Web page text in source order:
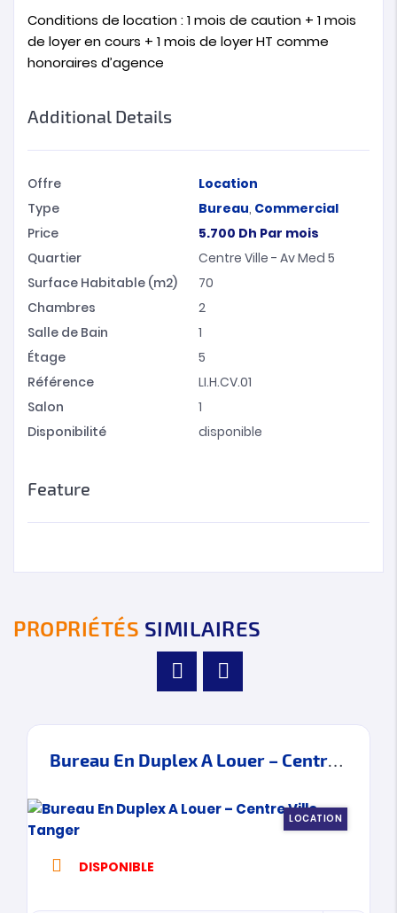
Conditions de location : 1 mois de caution + 1 mois
de loyer en cours + 1 mois de loyer HT comme
honoraires d’agence
Additional Details
Offre
Location
Type
Bureau, Commercial
Price
5.700 Dh Par mois
Quartier
Centre Ville - Av Med 5
Surface Habitable (m2)
70
Chambres
2
Salle de Bain
1
Étage
5
Référence
LI.H.CV.01
Salon
1
Disponibilité
disponible
Feature
PROPRIÉTÉS SIMILAIRES
Bureau En Duplex A Louer – Centre Ville – Tanger
LOCATION
DISPONIBLE